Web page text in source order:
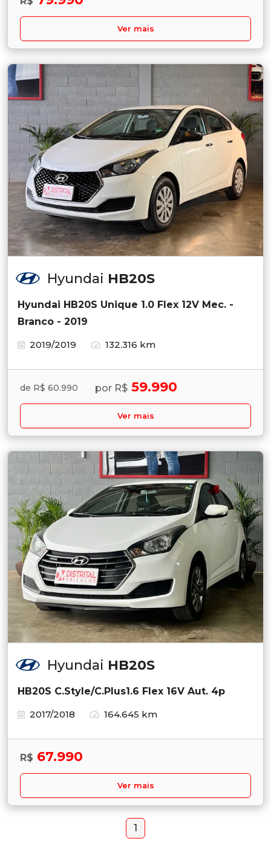
Ver mais
Hyundai HB20S
Hyundai HB20S Unique 1.0 Flex 12V Mec. -
Branco - 2019
2019/2019
132.316 km
de R$ 60.990 por R$ 59.990
Ver mais
Hyundai HB20S
HB20S C.Style/C.Plus1.6 Flex 16V Aut. 4p
2017/2018
164.645 km
R$ 67.990
Ver mais
1